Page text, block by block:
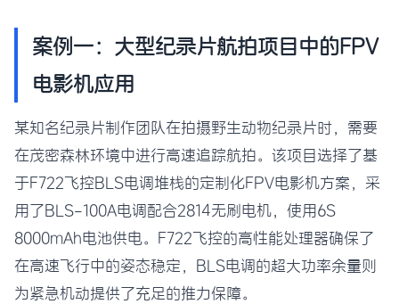
案例一：大型纪录片航拍项目中的FPV
电影机应用
某知名纪录片制作团队在拍摄野生动物纪录片时，需要
在茂密森林环境中进行高速追踪航拍。该项目选择了基
于F722飞控BLS电调堆栈的定制化FPV电影机方案，采
用了BLS-100A电调配合2814无刷电机，使用6S
8000mAh电池供电。F722飞控的高性能处理器确保了
在高速飞行中的姿态稳定，BLS电调的超大功率余量则
为紧急机动提供了充足的推力保障。